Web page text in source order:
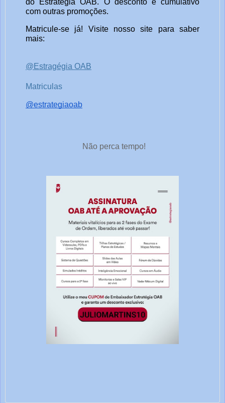
com outras promoções.
Matricule-se já! Visite nosso site para saber
mais:
@Estragégia OAB
Matriculas
@estrategiaoab
Não perca tempo!